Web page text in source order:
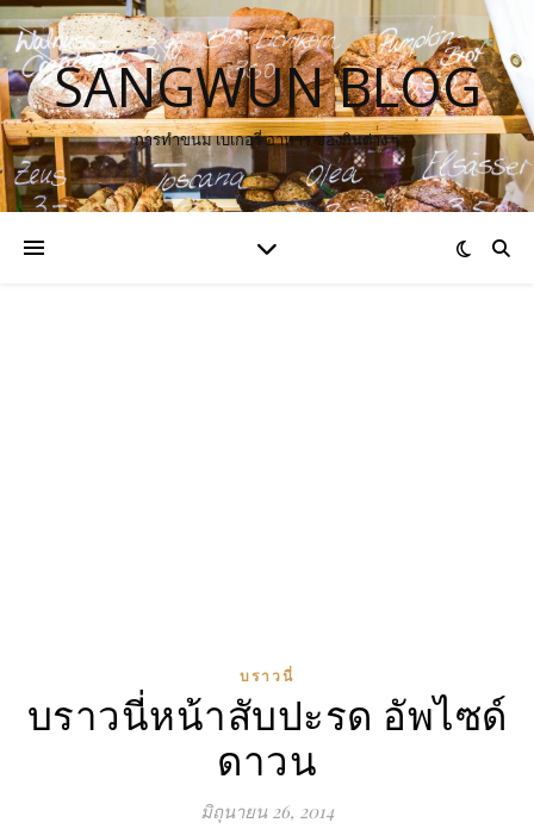
SANGWUN BLOG
การทำขนม เบเกอรี่ อาหาร ของกินต่าง ๆ
บราวนี่
บราวนี่หน้าสับปะรด อัพไซด์
ดาวน
มิถุนายน 26, 2014